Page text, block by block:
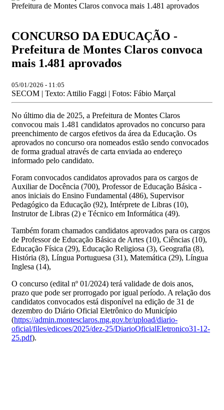
CONCURSO DA EDUCAÇÃO -
Prefeitura de Montes Claros convoca
mais 1.481 aprovados
05/01/2026 - 11:05
SECOM | Texto: Attilio Faggi | Fotos: Fábio Marçal
No último dia de 2025, a Prefeitura de Montes Claros
convocou mais 1.481 candidatos aprovados no concurso para
preenchimento de cargos efetivos da área da Educação. Os
aprovados no concurso ora nomeados estão sendo convocados
de forma gradual através de carta enviada ao endereço
informado pelo candidato.
Foram convocados candidatos aprovados para os cargos de
Auxiliar de Docência (700), Professor de Educação Básica -
anos iniciais do Ensino Fundamental (486), Supervisor
Pedagógico da Educação (92), Intérprete de Libras (10),
Instrutor de Libras (2) e Técnico em Informática (49).
Também foram chamados candidatos aprovados para os cargos
de Professor de Educação Básica de Artes (10), Ciências (10),
Educação Física (29), Educação Religiosa (3), Geografia (8),
História (8), Língua Portuguesa (31), Matemática (29), Língua
Inglesa (14),
O concurso (edital nº 01/2024) terá validade de dois anos,
prazo que pode ser prorrogado por igual período. A relação dos
candidatos convocados está disponível na edição de 31 de
dezembro do Diário Oficial Eletrônico do Município
(https://admin.montesclaros.mg.gov.br/upload/diario-
oficial/files/edicoes/2025/dez-25/DiarioOficialEletronico31-12-
25.pdf).